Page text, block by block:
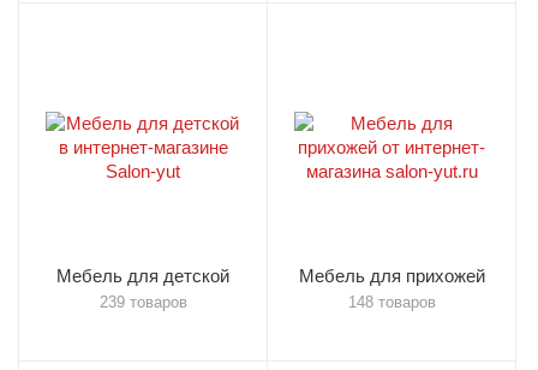
Мебель для детской
239 товаров
Мебель для прихожей
148 товаров